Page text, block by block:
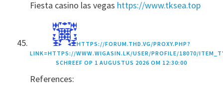
Fiesta casino las vegas https://www.tksea.top
HTTPS://FORUM.THD.VG/PROXY.PHP?
LINK=HTTPS://WWW.WIGASIN.LK/USER/PROFILE/18070/
SCHREEF OP 1 AUGUSTUS 2026 OM 12:30:00
References: